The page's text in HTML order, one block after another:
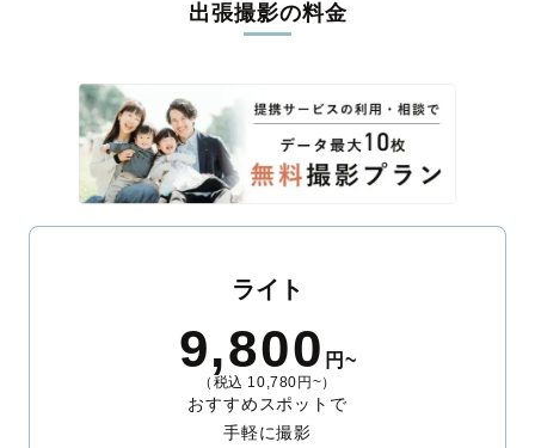
出張撮影の料金
ライト
9,800 円~
（税込 10,780円~）
おすすめスポットで
手軽に撮影